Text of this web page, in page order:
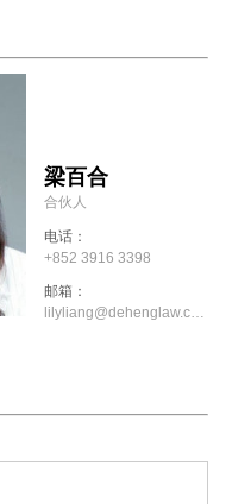
梁百合
合伙人
电话：
+852 3916 3398
邮箱：
lilyliang@dehenglaw.com.hk